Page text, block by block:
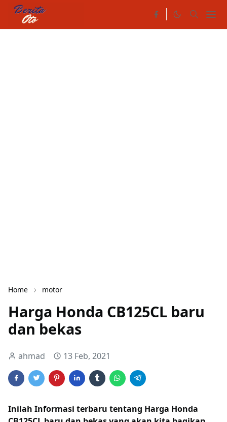
Home motor
Harga Honda CB125CL baru
dan bekas
ahmad 13 Feb, 2021
Inilah Informasi terbaru tentang Harga Honda